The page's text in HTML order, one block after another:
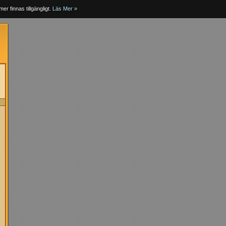
finnas tillgängligt. Läs Mer »